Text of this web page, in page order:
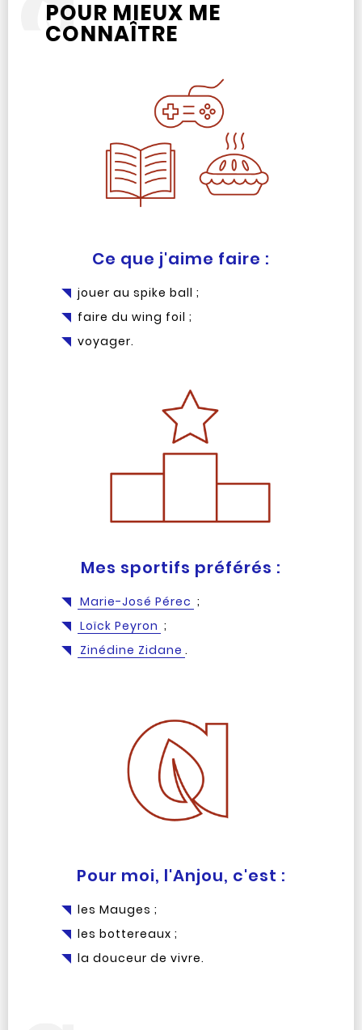
POUR MIEUX ME
CONNAÎTRE
Ce que j'aime faire :
jouer au spike ball ;
faire du wing foil ;
voyager.
Mes sportifs préférés :
Marie-José Pérec ;
Loïck Peyron ;
Zinédine Zidane .
Pour moi, l'Anjou, c'est :
les Mauges ;
les bottereaux ;
la douceur de vivre.